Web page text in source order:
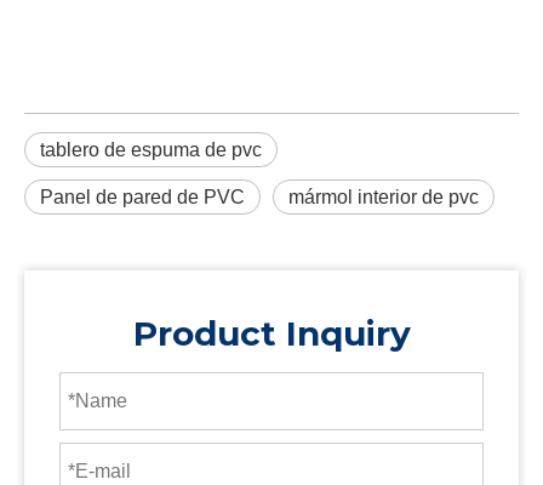
tablero de espuma de pvc
Panel de pared de PVC mármol interior de pvc
Product Inquiry